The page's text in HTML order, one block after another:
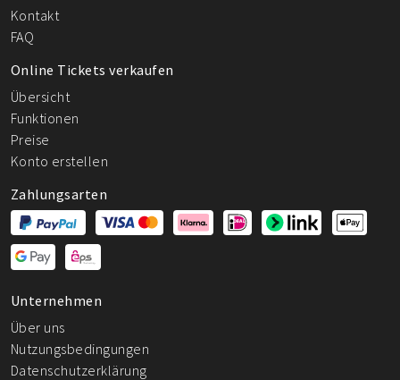
Kontakt
FAQ
Online Tickets verkaufen
Übersicht
Funktionen
Preise
Konto erstellen
Zahlungsarten
Unternehmen
Über uns
Nutzungsbedingungen
Datenschutzerklärung